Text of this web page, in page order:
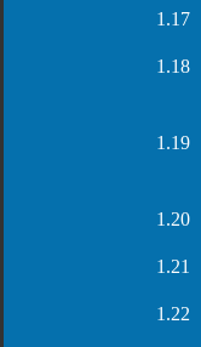
1.17
1.18
1.19
1.20
1.21
1.22